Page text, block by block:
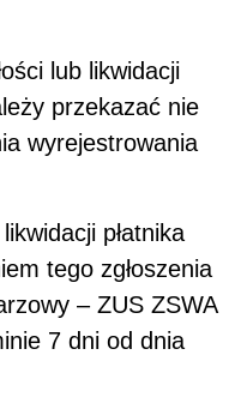
lub likwidacji
przekazać nie
wyrejestrowania
płatnika
tego zgłoszenia
– ZUS ZSWA
7 dni od dnia